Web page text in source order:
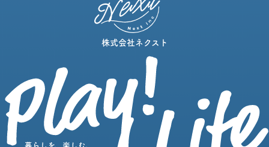
株式会社ネクスト